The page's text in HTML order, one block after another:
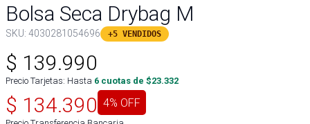
Bolsa Seca Drybag M
SKU: 4030281054696 +5 VENDIDOS
$ 139.990
Precio Tarjetas: Hasta 6 cuotas de $23.332
$ 134.390 4% OFF